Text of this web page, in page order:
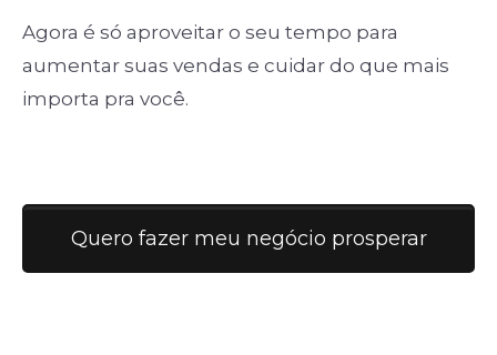
Agora é só aproveitar o seu tempo para
aumentar suas vendas e cuidar do que mais
importa pra você.
Quero fazer meu negócio prosperar